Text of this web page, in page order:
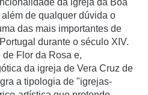
da igreja da Boa
de qualquer dúvida o
das mais importantes de
durante o século XIV.
Flor da Rosa e,
da igreja de Vera Cruz de
a tipologia de "igrejas-